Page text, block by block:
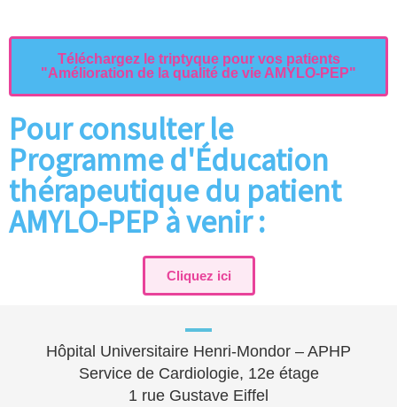
Téléchargez le triptyque pour vos patients
"Amélioration de la qualité de vie AMYLO-PEP"
Pour consulter le
Programme d'Éducation
thérapeutique du patient
AMYLO-PEP à venir :
Cliquez ici
Hôpital Universitaire Henri-Mondor – APHP
Service de Cardiologie, 12e étage
1 rue Gustave Eiffel